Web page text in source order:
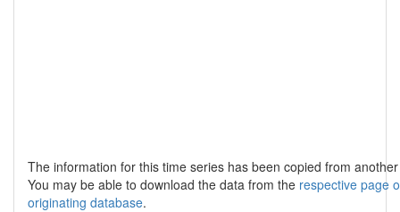
The information for this time series has been copied from
You may be able to download the data from the respective page
originating database.